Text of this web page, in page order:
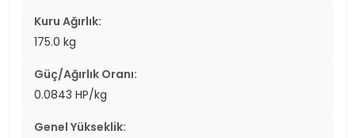
Kuru Ağırlık:
175.0 kg
Güç/Ağırlık Oranı:
0.0843 HP/kg
Genel Yükseklik: